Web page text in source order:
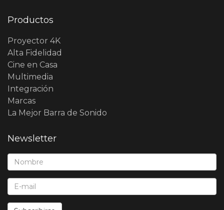
Productos
Proyector 4K
Alta Fidelidad
Cine en Casa
Multimedia
Integración
Marcas
La Mejor Barra de Sonido
Newsletter
Nombre*:
E-Mail*: